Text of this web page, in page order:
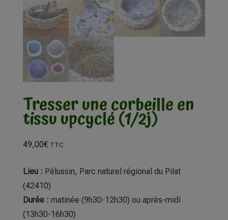
Tresser une corbeille en
tissu upcyclé (1/2j)
49,00€ TTC
Lieu : Pélussin, Parc naturel régional du Pilat
(42410)
Durée : matinée (9h30-12h30) ou après-midi
(13h30-16h30)